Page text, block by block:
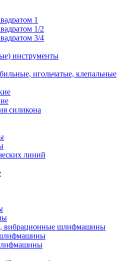
1
1/2
3/4
инструменты
игольчатые, клепальные
силикона
линий
вибрационные шлифмашины